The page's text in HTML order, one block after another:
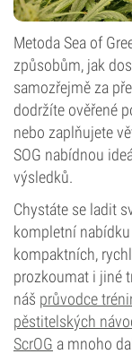
Metoda Sea of
způsobům, jak
samozřejmě za
dodržíte ověřené
nebo zaplňujete
SOG nabídnou
výsledků.
Chystáte se ladit
kompletní nabídku
kompaktních,
prozkoumat i jiné
náš průvodce
pěstitelských
ScrOG a mnoho